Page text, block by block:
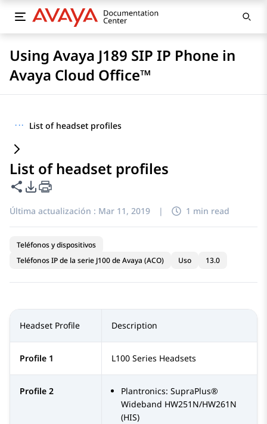
Using Avaya J189 SIP IP Phone in
Avaya Cloud Office™
··· List of headset profiles
List of headset profiles
Compartir esta página
Opciones de exportación de PDF
Última actualización : Mar 11, 2019 | 1 min read
Teléfonos y dispositivos
Teléfonos IP de la serie J100 de Avaya (ACO)
Uso 13.0
Headset Profile Description
Profile 1 L100 Series Headsets
Profile 2
Plantronics: SupraPlus®
Wideband HW251N/HW261N
(HIS)